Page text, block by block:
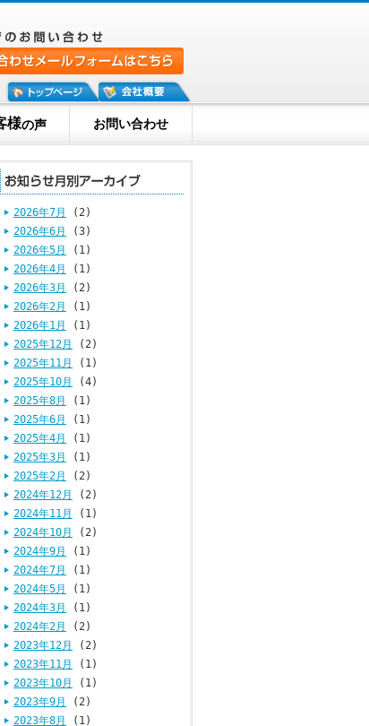
様の声 お問い合わせ
2026年7月
(2)
2026年6月
(3)
2026年5月
(1)
2026年4月
(1)
2026年3月
(2)
2026年2月
(1)
2026年1月
(1)
2025年12月
(2)
2025年11月
(1)
2025年10月
(4)
2025年8月
(1)
2025年6月
(1)
2025年4月
(1)
2025年3月
(1)
2025年2月
(2)
2024年12月
(2)
2024年11月
(1)
2024年10月
(2)
2024年9月
(1)
2024年7月
(1)
2024年5月
(1)
2024年3月
(1)
2024年2月
(2)
2023年12月
(2)
2023年11月
(1)
2023年10月
(1)
2023年9月
(2)
2023年8月
(1)